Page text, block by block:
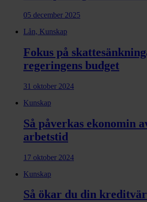
05 december 2025
Lån, Kunskap
Fokus på
regeringens budget
31 oktober 2024
Kunskap
Så påverkas ekonomin
arbetstid
17 oktober 2024
Kunskap
Så ökar du din